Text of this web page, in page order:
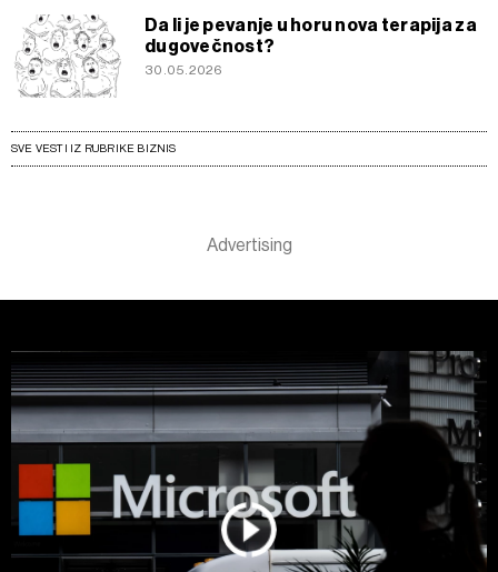
Da li je pevanje u horu nova terapija za
dugovečnost?
30.05.2026
SVE VESTI IZ RUBRIKE BIZNIS